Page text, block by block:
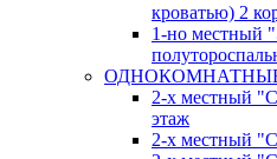
кроватью) 2
1-но местный
2-х местный
этаж
2-х местный